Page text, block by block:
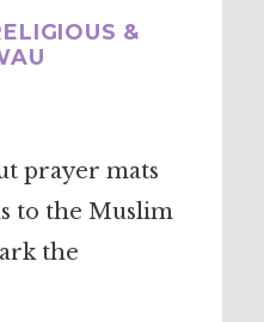
&
prayer mats
to the Muslim
the